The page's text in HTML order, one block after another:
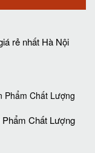
rẻ nhất Hà Nội
Chất Lượng‎